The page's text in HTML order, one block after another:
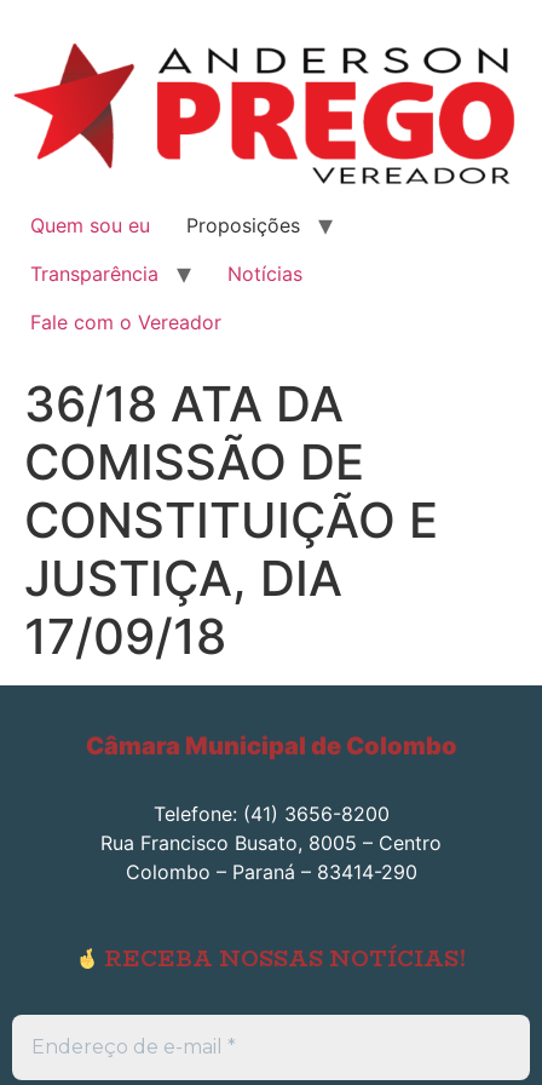
Quem sou eu
Proposições
Transparência
Notícias
Fale com o Vereador
36/18 ATA DA
COMISSÃO DE
CONSTITUIÇÃO E
JUSTIÇA, DIA
17/09/18
Câmara Municipal de Colombo
Telefone: (41) 3656-8200
Rua Francisco Busato, 8005 – Centro
Colombo – Paraná – 83414-290
RECEBA NOSSAS NOTÍCIAS!
Endereço
de
e-